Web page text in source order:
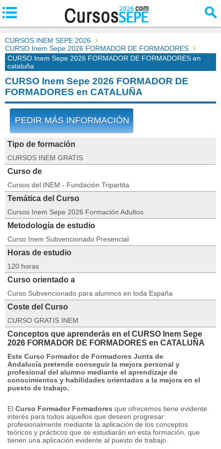
CURSOS INEM SEPE 2026
CURSO Inem Sepe 2026 FORMADOR DE FORMADORES
CURSO Inem Sepe 2026 FORMADOR DE FORMADORES en
cataluña
CURSO Inem Sepe 2026 FORMADOR DE
FORMADORES en CATALUÑA
PEDIR MÁS INFORMACIÓN
Tipo de formación
CURSOS INEM GRATIS
Curso de
Cursos del INEM - Fundación Tripartita
Temática del Curso
Cursos Inem Sepe 2026 Formación Adultos
Metodología de estudio
Curso Inem Subvencionado Presencial
Horas de estudio
120 horas
Curso orientado a
Curso Subvencionado para alumnos en toda España
Coste del Curso
CURSO GRATIS INEM
Conceptos que aprenderás en el CURSO Inem Sepe
2026 FORMADOR DE FORMADORES en CATALUÑA
Este Curso Formador de Formadores Junta de
Andalucía pretende conseguir la mejora personal y
profesional del alumno mediante el aprendizaje de
conocimientos y habilidades orientados a la mejora en el
puesto de trabajo.
El Curso Formador Formadores que ofrecemos tiene evidente
interés para todos aquellos que deseen progresar
profesionalmente mediante la aplicación de los conceptos
teóricos y prácticos que se estudiarán en esta formación, que
tienen una aplicación evidente al puesto de trabajo.